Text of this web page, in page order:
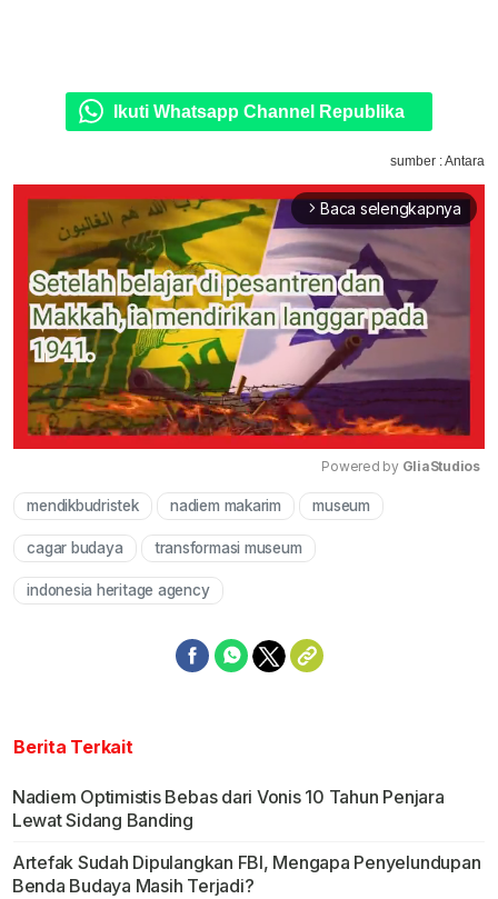
Ikuti Whatsapp Channel Republika
sumber : Antara
arrow_forward_ios Baca selengkapnya
Powered by GliaStudios
mendikbudristek nadiem makarim museum
cagar budaya transformasi museum
indonesia heritage agency
Berita Terkait
Nadiem Optimistis Bebas dari Vonis 10 Tahun Penjara
Lewat Sidang Banding
Artefak Sudah Dipulangkan FBI, Mengapa Penyelundupan
Benda Budaya Masih Terjadi?